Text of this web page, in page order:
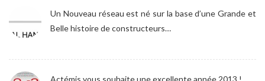
Un Nouveau réseau est né sur la base d’une Grande et
Belle histoire de constructeurs…
Actémis vous souhaite une excellente année 2013 !